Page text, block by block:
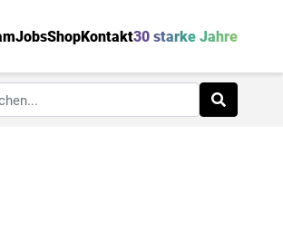
JobsShopKontakt30 starke Jahre